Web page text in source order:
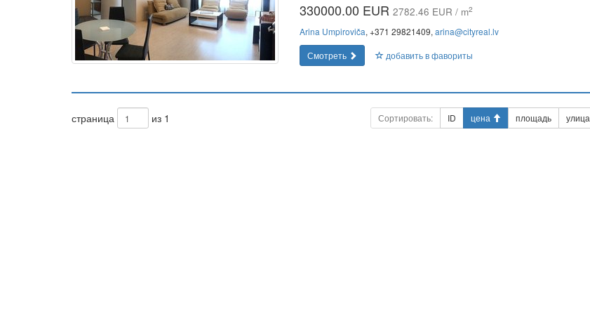
330000.00 EUR 2782.46 EUR / m2
Arina Umpiroviča, +371 29821409, arina@cityreal.lv
Смотреть
добавить в фавориты
страница из 1 Сортировать: ID цена площадь улица